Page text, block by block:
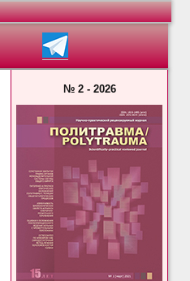
№ 2 - 2026